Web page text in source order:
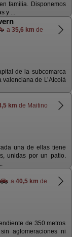
familia. Disponemos
y ...
a 35,6 km de
de la subcomarca
de L’Alcoià
km de Maitino
una de ellas tiene
unidas por un patio.
a 40,5 km de
de 350 metros
aglomeraciones ni